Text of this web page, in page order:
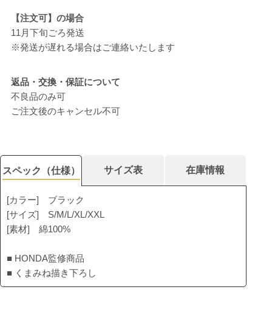
【注文可】の場合
11月下旬ごろ発送
※発送が遅れる場合はご連絡いたします
返品・交換・保証について
不良品のみ可
ご注文後のキャンセル不可
スペック（仕様） サイズ表 在庫情報
[カラー] ブラック
[サイズ] S/M/L/XL/XXL
[素材] 綿100%
■ HONDA監修商品
■ くまみね描き下ろし